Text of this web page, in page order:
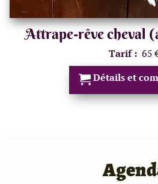
Attrape-rêve cheval
Tarif : 65
Détails et